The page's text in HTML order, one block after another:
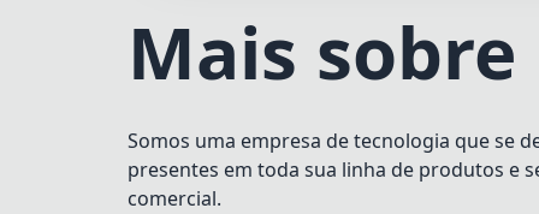
Mais
Somos uma empresa de tecnologia que se
presentes em toda sua linha de produtos e
comercial.